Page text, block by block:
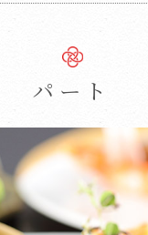
パート